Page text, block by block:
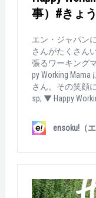
く"という感覚
も自立したいと
かったですね。
に働く人も大好
した。 &nbsp;
で、つらかった時期は？ 今、子
が、2人目の子
予期せぬ体調不
かったんです。
客様や仲間にも
こまで対応する
か？という感じ
事）#きょ
エン・ジャパン
さんがたくさんいます。 育児も仕事
張るワーキング
py Working
さん。その笑顔
sp; ▼ Happy
歳）、3男（3歳） 勤務時間：9：30～16：30 &nbsp; &n
bsp; ▼ How MAMA works...
よって自身のキ
多々あるので、
ensoku!（